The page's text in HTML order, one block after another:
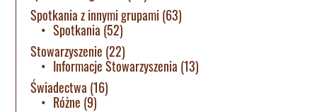
Spotkania z innymi grupami (63)
Spotkania (52)
Stowarzyszenie (22)
Informacje Stowarzyszenia (13)
Świadectwa (16)
Różne (9)